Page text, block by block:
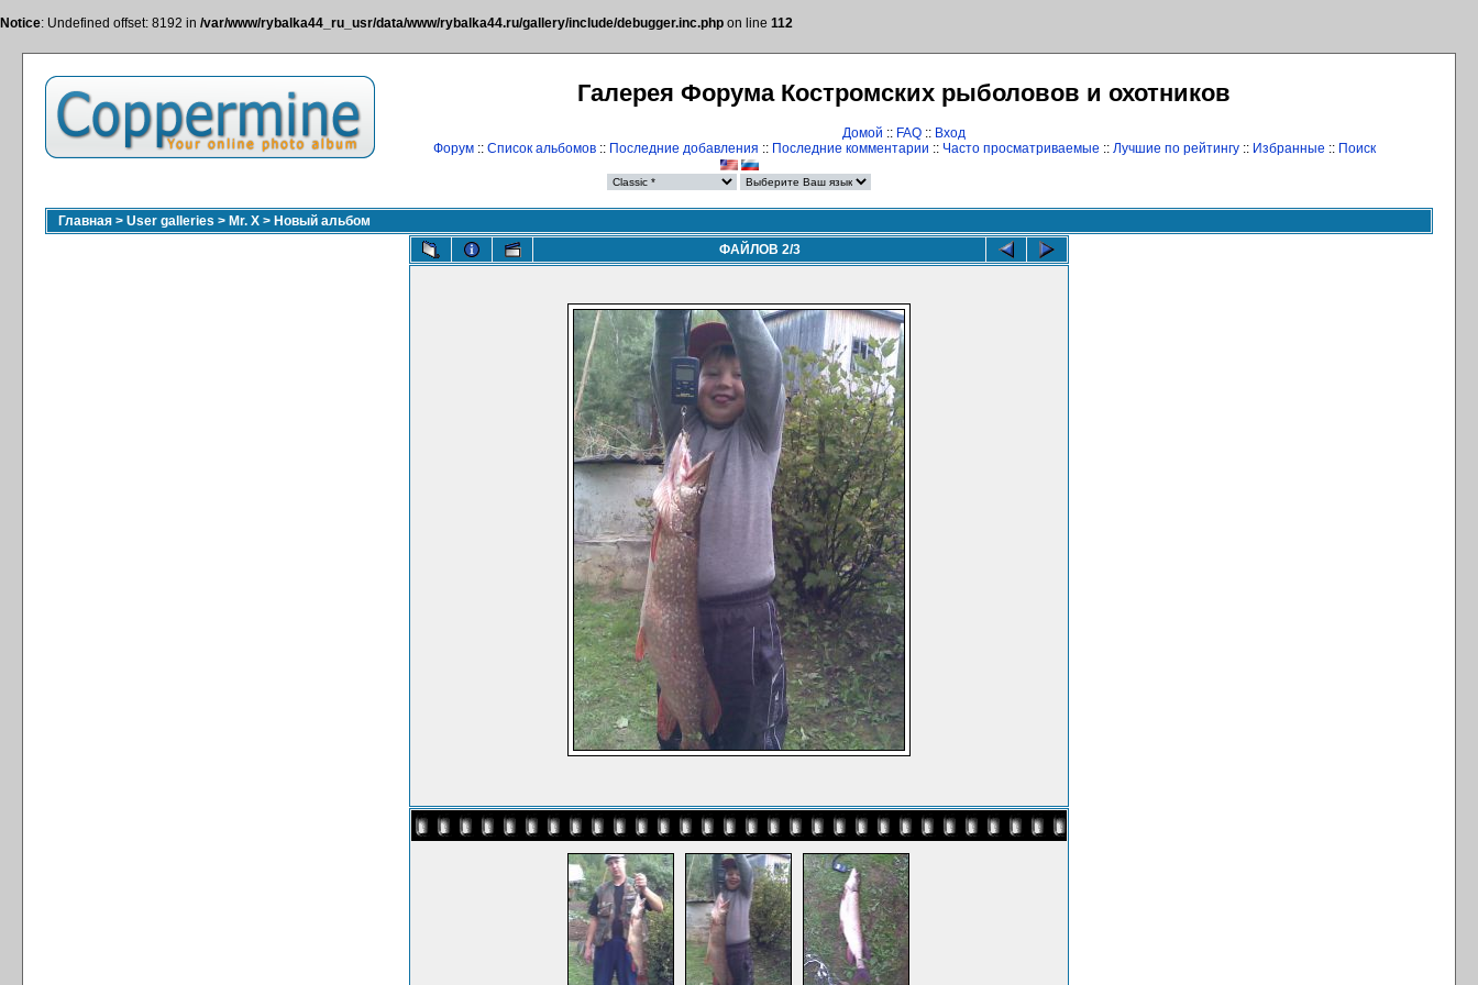
Notice: Undefined offset: 8192 in /var/www/rybalka44_ru_usr/data/www/rybalka44.ru/gallery/include/debugger.inc.php on line 112
Галерея Форума Костромских рыболовов и охотников
Домой :: FAQ :: Вход
Форум:: Список альбомов:: Последние добавления :: Последние комментарии :: Часто просматриваемые :: Лучшие по рейтингу:: Избранные :: Поиск
Главная > User galleries > Mr. X > Новый альбом
ФАЙЛОВ 2/3